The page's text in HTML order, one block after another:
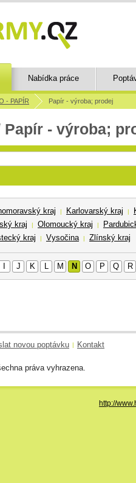
Nabídka práce
- PAPÍR Papír - výroba; prodej
Papír - výroba;
kraj | Karlovarský kraj |
kraj | Olomoucký kraj |
kraj | Vysočina | Zlínský kraj
J K L M N O P Q R
novou poptávku | Kontakt
práva vyhrazena.
http://